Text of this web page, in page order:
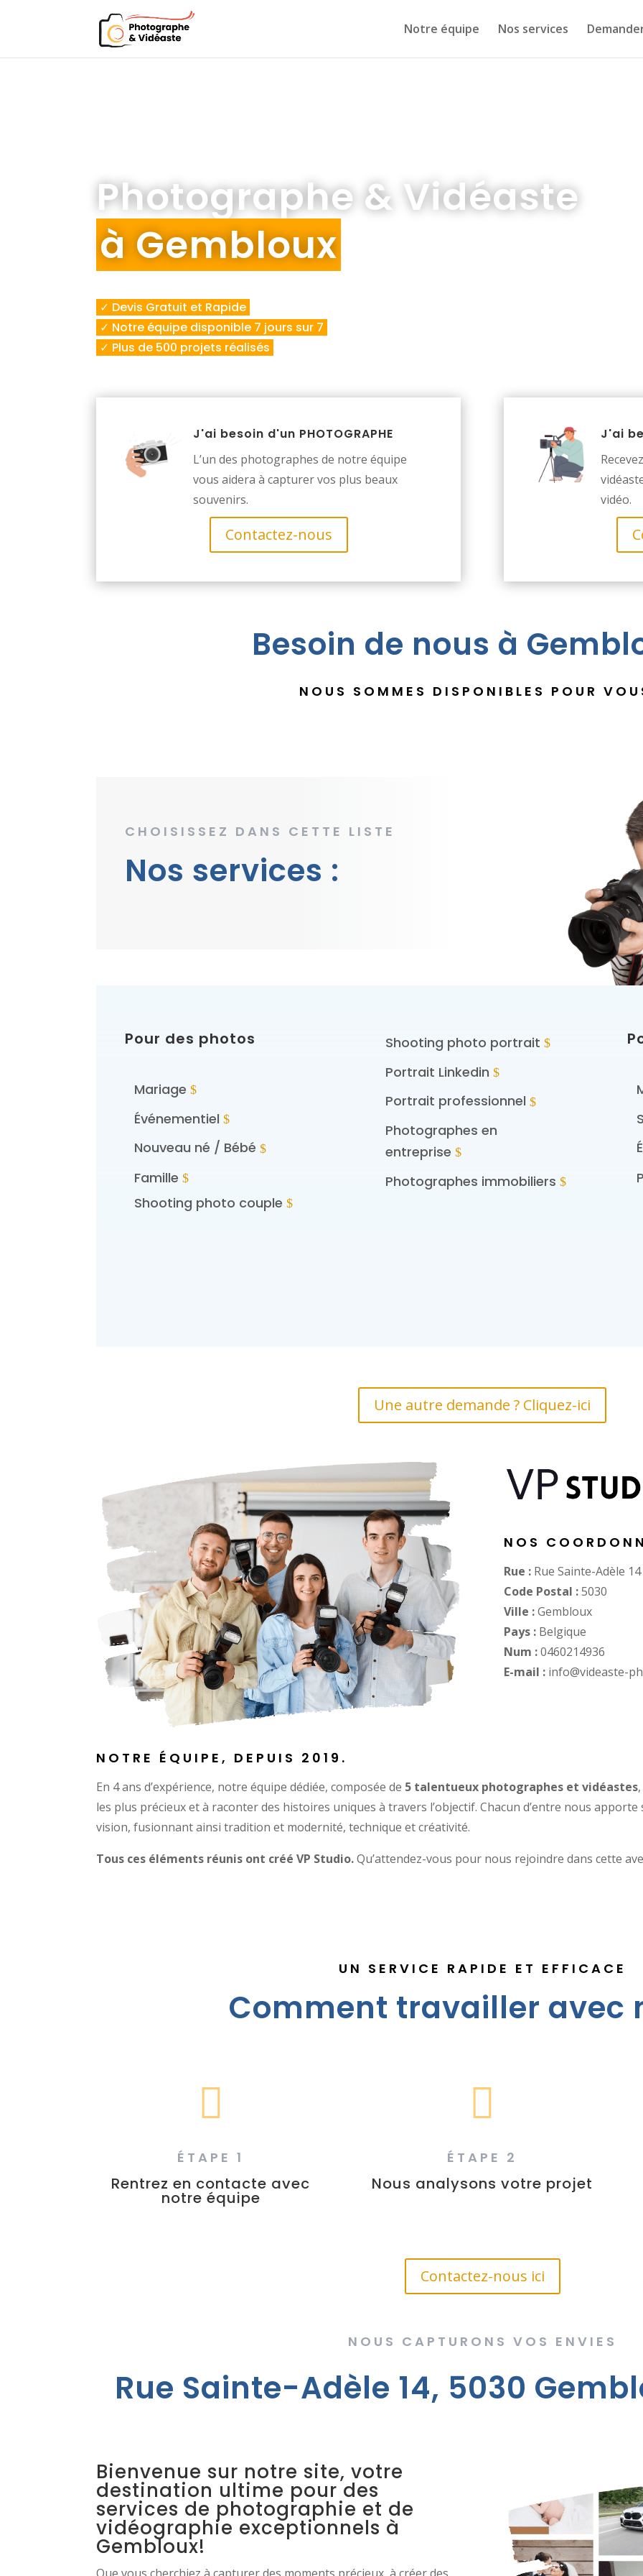
Notre équipe Nos services
Photographe & Vidéaste
à Gembloux
✓ Devis Gratuit et Rapide
✓ Notre équipe disponible 7 jours sur 7
✓ Plus de 500 projets réalisés
J'ai besoin d'un PHOTOGRAPHE
L’un des photographes de notre équipe
vous aidera à capturer vos plus beaux
souvenirs.
Contactez-nous
J'ai
vidéo.
Besoin de nous à
NOUS SOMMES DISPONIBLES POUR
CHOISISSEZ DANS CETTE LISTE
Nos services :
Pour des photos
Mariage
Événementiel
Nouveau né / Bébé
Famille
Shooting photo couple
Shooting photo portrait
Portrait Linkedin
Portrait professionnel
Photographes en
entreprise
Photographes immobiliers
Une autre demande ? Cliquez-ici
NOS
Rue :Rue Sainte-Adèle 14
Code Postal :5030
Ville :Gembloux
Pays :Belgique
Num :0460214936
E-mail :info@videaste-
NOTRE ÉQUIPE, DEPUIS 2019.
En 4 ans d’expérience, notre équipe dédiée, composée de 5 talentueux photographes et vidéastes
les plus précieux et à raconter des histoires uniques à travers l’objectif. Chacun d’entre nous
vision, fusionnant ainsi tradition et modernité, technique et créativité.
Tous ces éléments réunis ont créé VP Studio.Qu’attendez-vous pour nous rejoindre dans cette
UN SERVICE RAPIDE ET EFFICACE
Comment travailler avec

ÉTAPE 1
Rentrez en contacte avec
notre équipe

ÉTAPE 2
Nous analysons votre projet
Contactez-nous ici
NOUS CAPTURONS VOS ENVIES
Rue Sainte-Adèle 14, 5030
Bienvenue sur notre site, votre
destination ultime pour des
services de photographie et de
vidéographie exceptionnels à
Gembloux!